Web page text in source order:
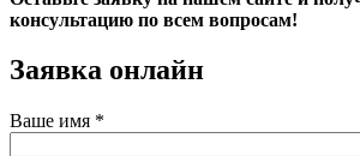
консультацию по всем вопросам!
Заявка онлайн
Ваше имя *